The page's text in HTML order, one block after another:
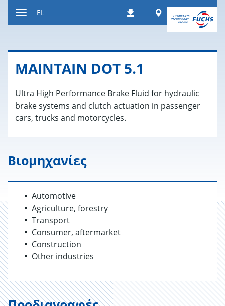
Λήψεις Worldwide
EL
MAINTAIN DOT 5.1
Ultra High Performance Brake Fluid for hydraulic
brake systems and clutch actuation in passenger
cars, trucks and motorcycles.
Βιομηχανίες
Automotive
Agriculture, forestry
Transport
Consumer, aftermarket
Construction
Other industries